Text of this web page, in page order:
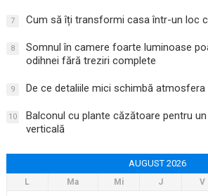
7 Cum să îți transformi casa într-un loc
8
Somnul în camere foarte luminoase
odihnei fără treziri complete
9 De ce detaliile mici schimbă atmosfera
10
Balconul cu plante căzătoare pentru
verticală
AUGUST 2026
L Ma Mi J V